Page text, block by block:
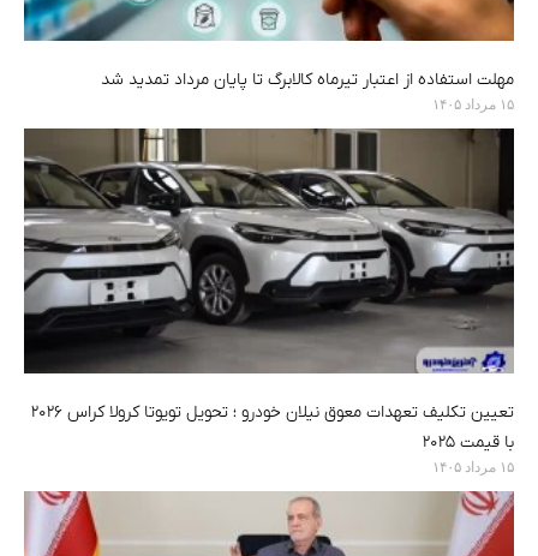
مهلت استفاده از اعتبار تیرماه کالابرگ تا پایان مرداد تمدید شد
۱۵ مرداد ۱۴۰۵
تعیین تکلیف تعهدات معوق نیلان خودرو ؛ تحویل تویوتا کرولا کراس ۲۰۲۶
با قیمت ۲۰۲۵
۱۵ مرداد ۱۴۰۵